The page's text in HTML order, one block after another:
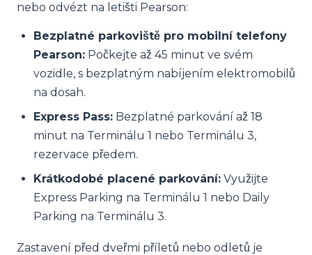
nebo odvézt na letišti Pearson:
Bezplatné parkoviště pro mobilní telefony
Pearson: Počkejte až 45 minut ve svém
vozidle, s bezplatným nabíjením elektromobilů
na dosah.
Express Pass: Bezplatné parkování až 18
minut na Terminálu 1 nebo Terminálu 3,
rezervace předem.
Krátkodobé placené parkování: Využijte
Express Parking na Terminálu 1 nebo Daily
Parking na Terminálu 3.
Zastavení před dveřmi příletů nebo odletů je